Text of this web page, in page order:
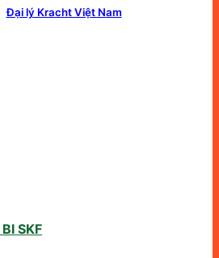
Đại lý Kracht Việt Nam
SKF